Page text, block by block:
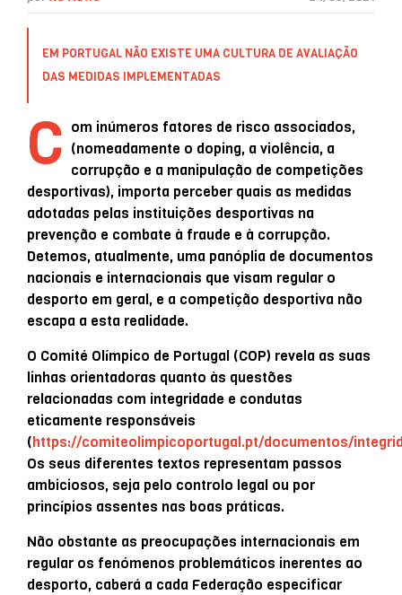
EM PORTUGAL NÃO EXISTE UMA CULTURA DE AVALIAÇÃO
DAS MEDIDAS IMPLEMENTADAS
C om inúmeros fatores de risco associados,
(nomeadamente o doping, a violência, a
corrupção e a manipulação de competições
desportivas), importa perceber quais as medidas
adotadas pelas instituições desportivas na
prevenção e combate à fraude e à corrupção.
Detemos, atualmente, uma panóplia de documentos
nacionais e internacionais que visam regular o
desporto em geral, e a competição desportiva não
escapa a esta realidade.
O Comité Olímpico de Portugal (COP) revela as suas
linhas orientadoras quanto às questões
relacionadas com integridade e condutas
eticamente responsáveis
(https://comiteolimpicoportugal.pt/documentos/
Os seus diferentes textos representam passos
ambiciosos, seja pelo controlo legal ou por
princípios assentes nas boas práticas.
Não obstante as preocupações internacionais em
regular os fenómenos problemáticos inerentes ao
desporto, caberá a cada Federação especificar